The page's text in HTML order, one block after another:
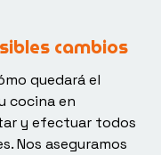
cambios
quedará el
cocina en
y efectuar todos
Nos aseguramos